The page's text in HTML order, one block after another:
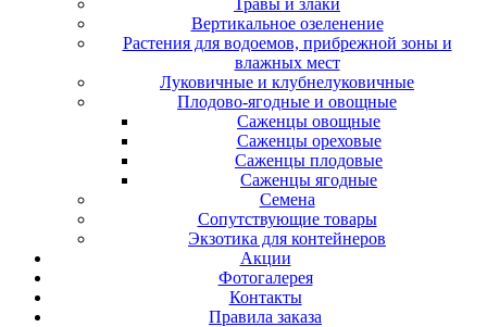
Травы и злаки
Вертикальное озеленение
Растения для водоемов, прибрежной зоны и
влажных мест
Луковичные и клубнелуковичные
Плодово-ягодные и овощные
Саженцы овощные
Саженцы ореховые
Саженцы плодовые
Саженцы ягодные
Семена
Сопутствующие товары
Экзотика для контейнеров
Акции
Фотогалерея
Контакты
Правила заказа